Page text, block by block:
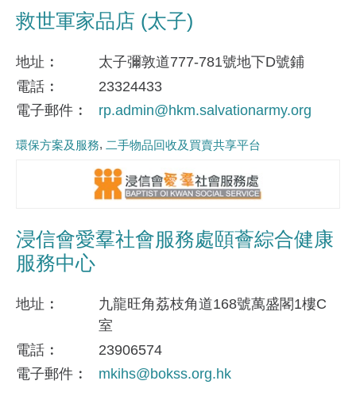
救世軍家品店 (太子)
地址
太子彌敦道777-781號地下D號鋪
電話
23324433
電子郵件
rp.admin@hkm.salvationarmy.org
環保方案及服務 二手物品回收及買賣共享平台
浸信會愛羣社會服務處頤薈綜合健康
服務中心
地址
九龍旺角荔枝角道168號萬盛閣1樓C
室
電話
23906574
電子郵件
mkihs@bokss.org.hk